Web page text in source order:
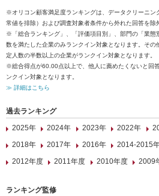
※オリコン顧客満足度ランキングは、データクリーニン
常値を排除）および調査対象者条件から外れた回答を除
※「総合ランキング」、「評価項目別」、部門の「業態
数を満たした企業のみランクイン対象となります。その
定人数の半数以上の企業がランクイン対象となります。
※総合得点が60.00点以上で、他人に薦めたくないと回
ンクイン対象となります。
≫ 詳細はこちら
過去ランキング
2025年
2024年 2023年 2022年
2018年
2017年 2016年 2014-2015
2012年度
2011年度 2010年度 2009
ランキング監修